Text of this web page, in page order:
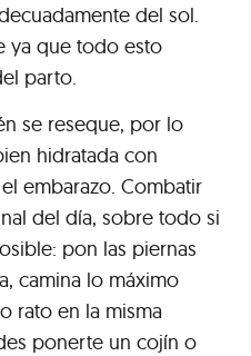
del sol.
ya que todo esto
parto.
se reseque, por lo
hidratada con
embarazo. Combatir
del día, sobre todo si
pon las piernas
camina lo máximo
rato en la misma
ponerte un cojín o